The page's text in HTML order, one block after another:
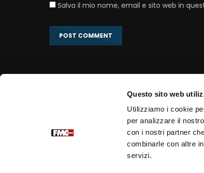
Questo sito web
Utilizziamo i cookie
per analizzare il
con i nostri partner
combinarle con altre
servizi.
Salva il mio nome, email e sito web in
Portale Ufficiale PadrePio.it
Fondazione Voce di Padre Pio